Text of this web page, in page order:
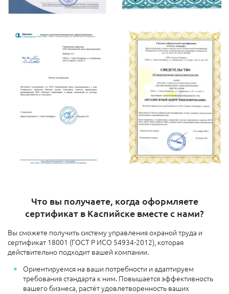
Что вы получаете, когда оформляете
сертификат в Каспийске вместе с нами?
Вы сможете получить систему управления охраной труда и
сертификат 18001 (ГОСТ Р ИСО 54934-2012), которая
действительно подходит вашей компании.
Ориентируемся на ваши потребности и адаптируем
требования стандарта к ним. Повышается эффективность
вашего бизнеса, растёт удовлетворенность ваших